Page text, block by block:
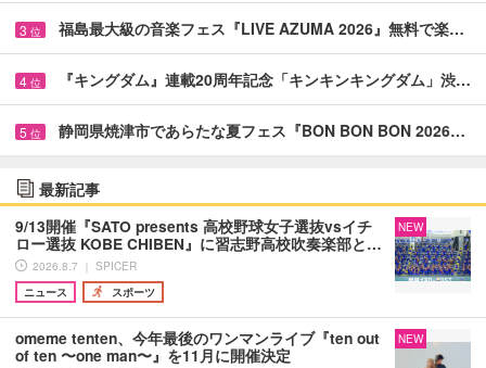
3 位 福島最大級の音楽フェス『LIVE AZUMA 2026』無料で楽…
4 位 『キングダム』連載20周年記念「キンキンキングダム」渋…
5 位 静岡県焼津市であらたな夏フェス『BON BON BON 2026…
最新記事
9/13開催『SATO presents 高校野球女子選抜vsイチ
ロー選抜 KOBE CHIBEN』に習志野高校吹奏楽部と…
2026.8.7 ｜ SPICER
ニュース
スポーツ
NEW
omeme tenten、今年最後のワンマンライブ『ten out
of ten 〜one man〜』を11月に開催決定
NEW